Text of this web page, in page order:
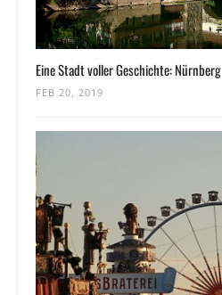
Eine Stadt voller Geschichte: Nürnberg
FEB 20, 2019